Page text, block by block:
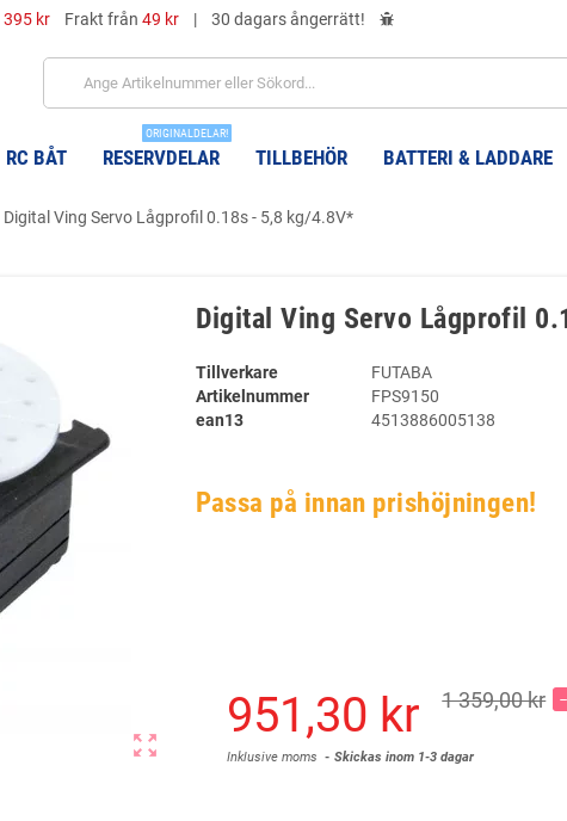
395 kr Frakt från 49 kr | 30 dagars ångerrätt!
RC BÅT RESERVDELAR
ORIGINALDELAR!
TILLBEHÖR BATTERI & LADDARE
Digital Ving Servo Lågprofil 0.18s - 5,8 kg/4.8V*
zoom_out_map
Digital Ving Servo Lågprofil
Tillverkare
FUTABA
Artikelnummer
FPS9150
ean13
4513886005138
Passa på innan prishöjningen!
951,30 kr 1 359,00 kr
Inklusive moms Skickas inom 1-3 dagar